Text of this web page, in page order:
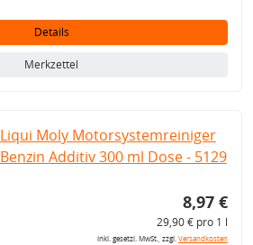
Details
Merkzettel
Liqui Moly Motorsystemreiniger
Benzin Additiv 300 ml Dose - 5129
8,97 €
29,90 € pro 1 l
inkl. gesetzl. MwSt., zzgl.Versandkosten